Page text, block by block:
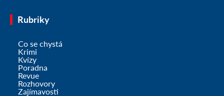
Rubriky
Co se chystá
Krimi
Kvízy
Poradna
Revue
Rozhovory
Zajímavosti